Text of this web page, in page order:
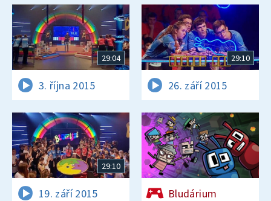
29:04
3. října 2015
29:10
26. září 2015
29:10
19. září 2015 Bludárium